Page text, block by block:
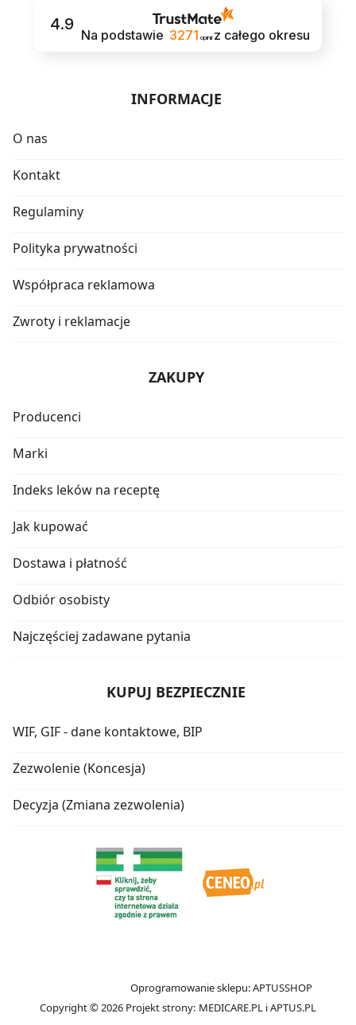
4.9
Na podstawie 3271 opinii z całego okresu
INFORMACJE
O nas
Kontakt
Regulaminy
Polityka prywatności
Współpraca reklamowa
Zwroty i reklamacje
ZAKUPY
Producenci
Marki
Indeks leków na receptę
Jak kupować
Dostawa i płatność
Odbiór osobisty
Najczęściej zadawane pytania
KUPUJ BEZPIECZNIE
WIF, GIF - dane kontaktowe, BIP
Zezwolenie (Koncesja)
Decyzja (Zmiana zezwolenia)
Copyright © 2026
Oprogramowanie sklepu:APTUSSHOP
Projekt strony: MEDICARE.PL iAPTUS.PL